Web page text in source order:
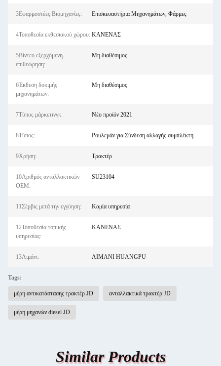
3Εφαρμοστέες Βιομηχανίες: Επισκευαστήρια Μηχανημάτων, Φάρμες
4Τοποθεσία εκθεσιακού χώρου: ΚΑΝΕΝΑΣ
5Βίντεο εξερχόμενη-
επιθεώρηση:
Μη διαθέσιμος
6Έκθεση δοκιμής
μηχανημάτων:
Μη διαθέσιμος
7Τύπος μάρκετινγκ: Νέο προϊόν 2021
8Τύπος: Ρουλεμάν για Σύνδεση αλλαγής συμπλέκτη
9Χρήση: Τρακτέρ
10Αριθμός ανταλλακτικών
OEM:
SU23104
11Σέρβις μετά την εγγύηση: Καμία υπηρεσία
12Τοποθεσία τοπικής
υπηρεσίας:
ΚΑΝΕΝΑΣ
13Λιμάνι: ΛΙΜΑΝΙ HUANGPU
Tags:
μέρη αντικατάστασης τρακτέρ JD ανταλλακτικά τρακτέρ JD
μέρη μηχανών diesel JD
Similar Products